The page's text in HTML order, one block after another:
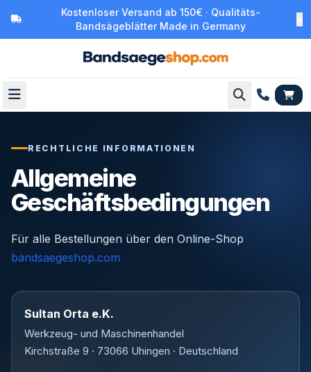
Kostenloser Versand ab 150€ · Qualitäts-
Bandsägeblätter Made in Germany
RECHTLICHE INFORMATIONEN
Allgemeine
Geschäftsbedingungen
Für alle Bestellungen über den Online-Shop
bandsaegeshop.com
Sultan Orta e.K.
Werkzeug- und Maschinenhandel
Kirchstraße 9 · 73066 Uhingen · Deutschland